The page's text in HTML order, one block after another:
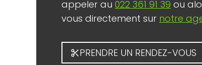
appeler au 022 361 91 39 ou
vous directement sur notre
PRENDRE UN RENDEZ-VOUS